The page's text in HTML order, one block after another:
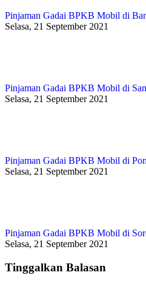
Pinjaman Gadai BPKB Mobil di
Selasa, 21 September 2021
Pinjaman Gadai BPKB Mobil di
Selasa, 21 September 2021
Pinjaman Gadai BPKB Mobil di
Selasa, 21 September 2021
Pinjaman Gadai BPKB Mobil di
Selasa, 21 September 2021
Tinggalkan Balasan